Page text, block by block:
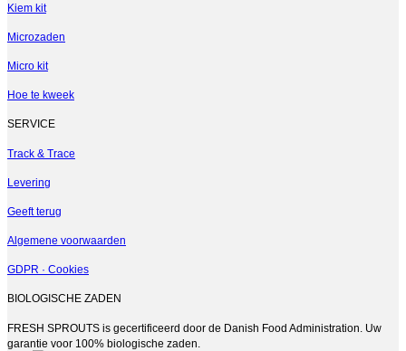
Kiem kit
Microzaden
Micro kit
Hoe te kweek
SERVICE
Track & Trace
Levering
Geeft terug
Algemene voorwaarden
GDPR · Cookies
BIOLOGISCHE ZADEN
FRESH SPROUTS is gecertificeerd door de Danish Food Administration. Uw
garantie voor 100% biologische zaden.